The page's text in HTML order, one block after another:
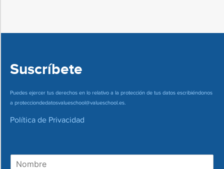
Suscríbete
Puedes ejercer tus derechos en lo relativo a la protección de tus datos escribiéndonos
a protecciondedatosvalueschool@valueschool.es.
Política de Privacidad